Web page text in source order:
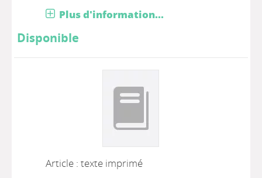
Plus d'information...
Disponible
Article : texte imprimé